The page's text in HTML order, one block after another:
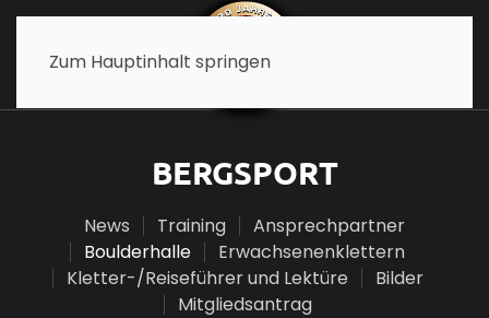
Zum Hauptinhalt springen
BERGSPORT
News Training
Ansprechpartner
Boulderhalle
Erwachsenenklettern
Kletter-/Reiseführer und Lektüre
Bilder
Mitgliedsantrag